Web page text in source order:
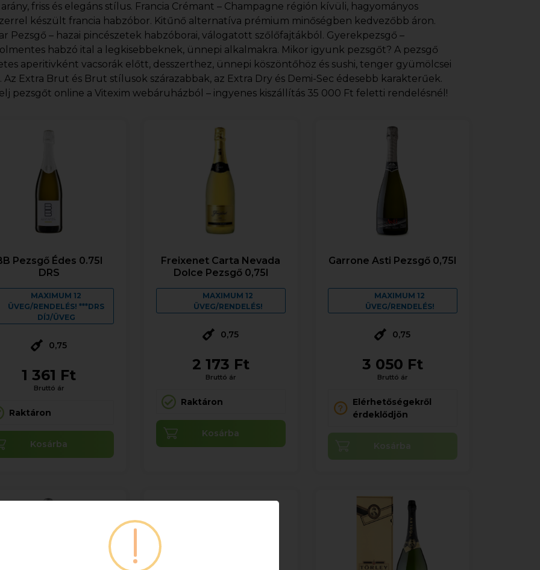
friss és elegáns stílus. Francia Crémant – Champagne régión kívüli, hagyományos
készült francia habzóbor. Kitűnő alternatíva prémium minőségben kedvezőbb áron.
Pezsgő – hazai pincészetek habzóborai, válogatott szőlőfajtákból. Gyerekpezsgő –
habzó ital a legkisebbeknek, ünnepi alkalmakra. Mikor igyunk pezsgőt? A pezsgő
aperitivként vacsorák előtt, desszerthez, ünnepi köszöntőhöz és sushi, tenger gyümölcsei
Az Extra Brut és Brut stílusok szárazabbak, az Extra Dry és Demi-Sec édesebb karakterűek.
pezsgőt online a Vitexim webáruházból – ingyenes kiszállítás 35 000 Ft feletti rendelésnél!
Pezsgő Édes 0.75l
DRS
MAXIMUM 12
ÜVEG/RENDELÉS! ***DRS
DÍJ/ÜVEG
0,75
1 361 Ft
Bruttó ár
Raktáron
Kosárba
Freixenet Carta Nevada
Dolce Pezsgő 0,75l
MAXIMUM 12
ÜVEG/RENDELÉS!
0,75
2 173 Ft
Bruttó ár
Raktáron
Kosárba
Garrone Asti Pezsgő 0,75l
MAXIMUM 12
ÜVEG/RENDELÉS!
0,75
3 050 Ft
Bruttó ár
Elérhetőségekről
érdeklődjön
Kosárba